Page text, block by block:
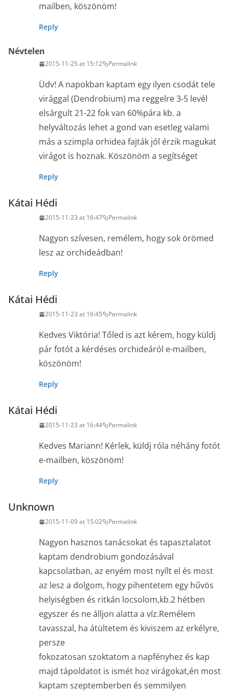
mailben, köszönöm!
Reply
Névtelen
2015-11-25 at 15:12 Permalink
Üdv! A napokban kaptam egy ilyen csodát tele
virággal (Dendrobium) ma reggelre 3-5 levél
elsárgult 21-22 fok van 60%pára kb. a
helyváltozás lehet a gond van esetleg valami
más a szimpla orhidea fajták jól érzik magukat
virágot is hoznak. Köszönöm a segítséget
Reply
Kátai Hédi
2015-11-23 at 16:47 Permalink
Nagyon szívesen, remélem, hogy sok örömed
lesz az orchideádban!
Reply
Kátai Hédi
2015-11-23 at 16:45 Permalink
Kedves Viktória! Tőled is azt kérem, hogy küldj
pár fotót a kérdéses orchideáról e-mailben,
köszönöm!
Reply
Kátai Hédi
2015-11-23 at 16:44 Permalink
Kedves Mariann! Kérlek, küldj róla néhány fotót
e-mailben, köszönöm!
Reply
Unknown
2015-11-09 at 15:02 Permalink
Nagyon hasznos tanácsokat és tapasztalatot
kaptam dendrobium gondozásával
kapcsolatban, az enyém most nyílt el és most
az lesz a dolgom, hogy pihentetem egy hűvös
helyiségben és ritkán locsolom,kb.2 hétben
egyszer és ne álljon alatta a víz.Remélem
tavasszal, ha átültetem és kiviszem az erkélyre,
persze
fokozatosan szoktatom a napfényhez és kap
majd tápoldatot is ismét hoz virágokat,én most
kaptam szeptemberben és semmilyen